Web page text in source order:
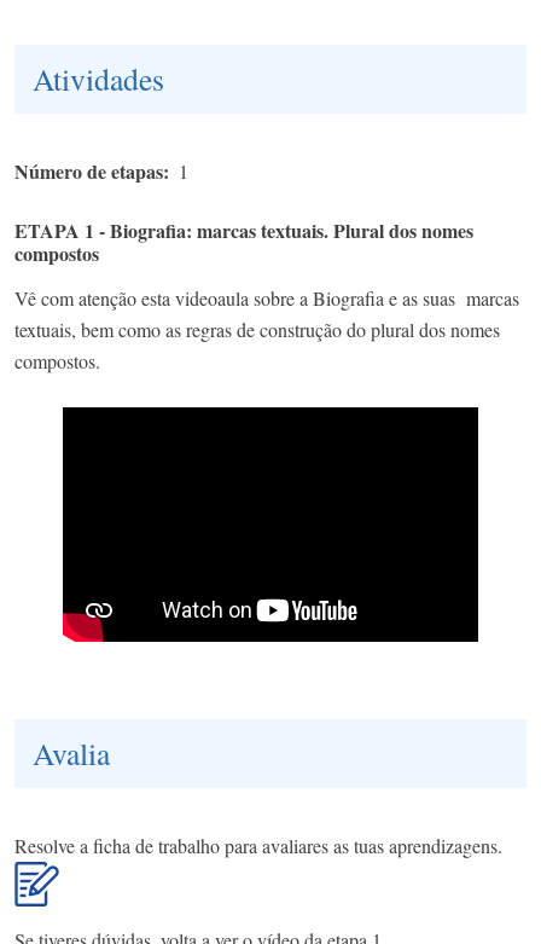
Atividades
Número de etapas 1
ETAPA 1 - Biografia: marcas textuais. Plural dos nomes
compostos
Vê com atenção esta videoaula sobre a Biografia e as suas marcas
textuais, bem como as regras de construção do plural dos nomes
compostos.
Avalia
Resolve a ficha de trabalho para avaliares as tuas aprendizagens.